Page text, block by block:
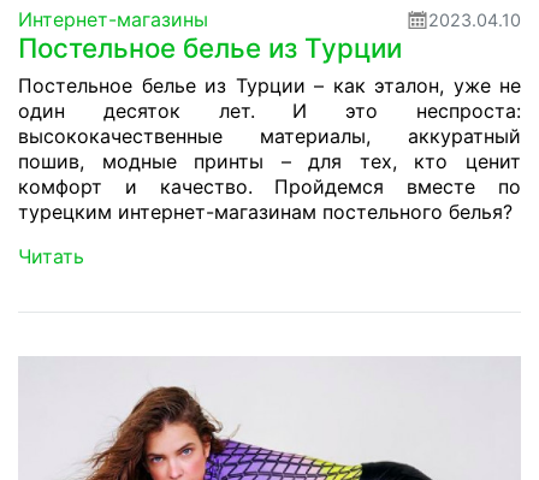
Интернет-магазины 2023.04.10
Постельное белье из Турции
Постельное белье из Турции – как эталон, уже не
один десяток лет. И это неспроста:
высококачественные материалы, аккуратный
пошив, модные принты – для тех, кто ценит
комфорт и качество. Пройдемся вместе по
турецким интернет-магазинам постельного белья?
Читать